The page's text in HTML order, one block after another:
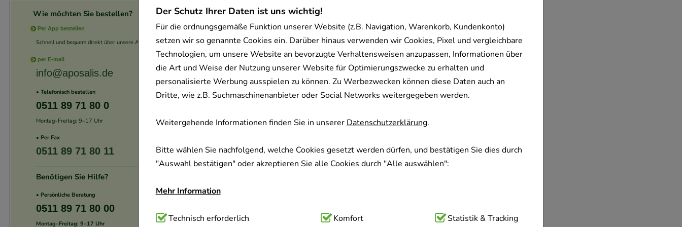
Der Schutz Ihrer Daten ist uns wichtig!
Für die ordnungsgemäße Funktion unserer Website (z.B. Navigation, Warenkorb, Kundenkonto)
setzen wir so genannte Cookies ein. Darüber hinaus verwenden wir Cookies, Pixel und vergleichbare
Technologien, um unsere Website an bevorzugte Verhaltensweisen anzupassen, Informationen über
die Art und Weise der Nutzung unserer Website für Optimierungszwecke zu erhalten und
personalisierte Werbung ausspielen zu können. Zu Werbezwecken können diese Daten auch an
Dritte, wie z.B. Suchmaschinenanbieter oder Social Networks weitergegeben werden.
Weitergehende Informationen finden Sie in unsererDatenschutzerklärung.
Bitte wählen Sie nachfolgend, welche Cookies gesetzt werden dürfen, und bestätigen Sie dies durch
"Auswahl bestätigen" oder akzeptieren Sie alle Cookies durch "Alle auswählen":
Mehr Information
Technisch Notwendig:Hierbei handelt es sich um Cookies, die für die Grundfunktionen unserer
Technisch erforderlich Komfort Statistik & Tracking
Wie möchten Sie bestellen?
Per App bestellen
Schnell und bequem direkt über unsere App.
per E-mail
info@aposalis.de
• Telefonisch bestellen
0511 89 71 80 0
Montag–Freitag: 9–17 Uhr
• Per Fax
0511 89 71 80 11
Benötigen Sie Hilfe?
• Persönliche Beratung
0511 89 71 80 00
Montag–Freitag: 9–17 Uhr